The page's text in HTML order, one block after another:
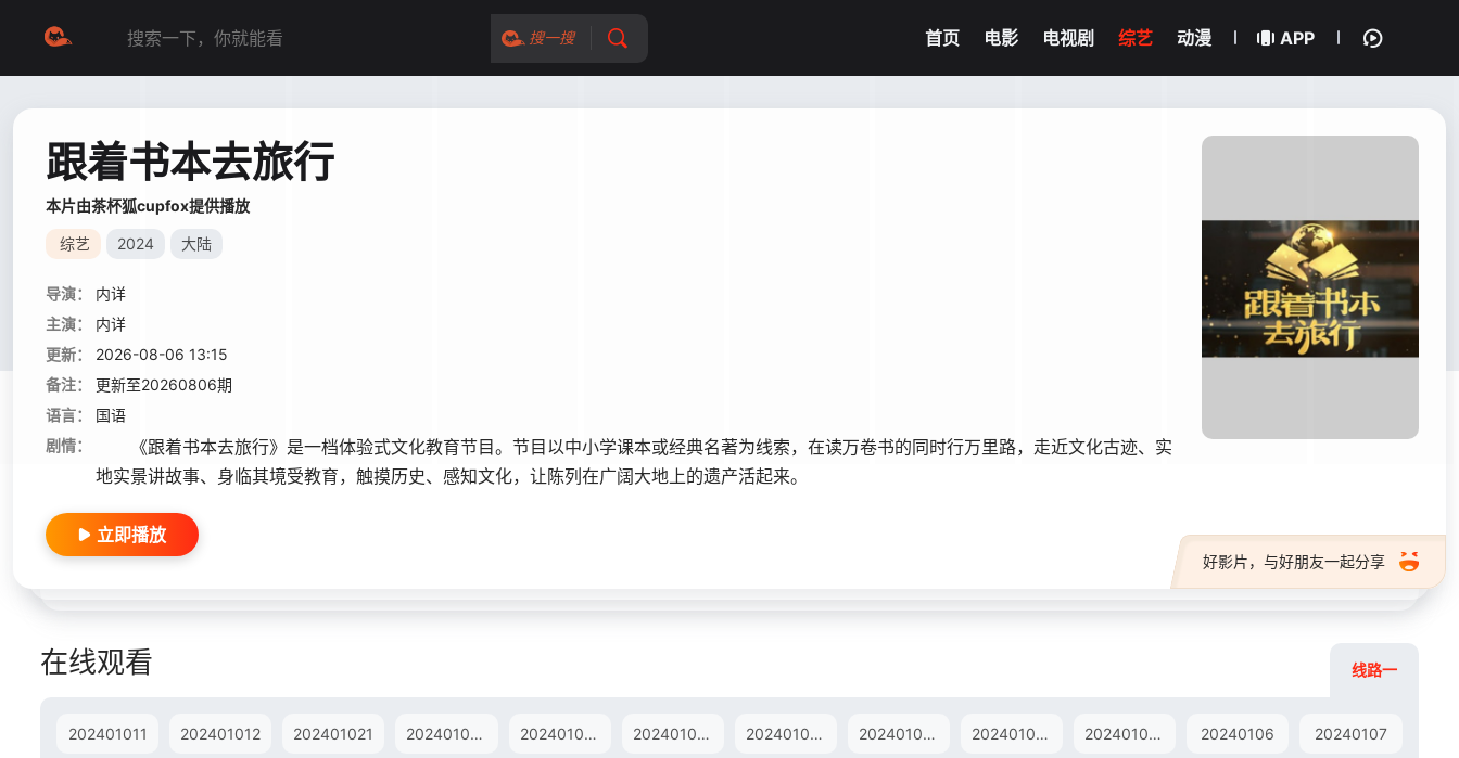
搜一搜 首页 电影 电视剧 综艺 动漫 APP
跟着书本去旅行
本片由茶杯狐cupfox提供播放
综艺 2024 大陆
导演：
内详
主演：
内详
更新：
2026-08-06 13:15
备注：
更新至20260806期
语言：
国语
剧情：
《跟着书本去旅行》是一档体验式文化教育节目。节目以中小学课本或经典名著为线索，在读万卷书的同时行万里路，走近文化古迹、实
地实景讲故事、身临其境受教育，触摸历史、感知文化，让陈列在广阔大地上的遗产活起来。
好影片，与好朋友一起分享
立即播放
在线观看 线路一
202401011 202401012 202401021 202401022 202401031 202401032 202401041 202401042 202401051 202401052 20240106 20240107